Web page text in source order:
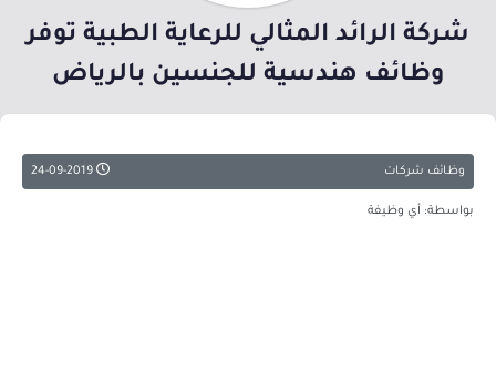
شركة الرائد المثالي للرعاية الطبية توفر
وظائف هندسية للجنسين بالرياض
وظائف شركات
بواسطة: أي وظيفة